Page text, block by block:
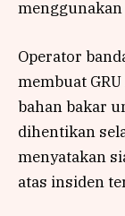
Operator
membuat
bahan bakar
dihentikan
menyatakan
atas insiden